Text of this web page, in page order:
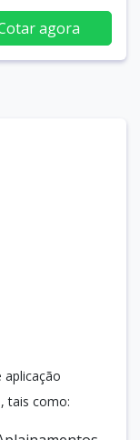
agora
aplicação
tais como: